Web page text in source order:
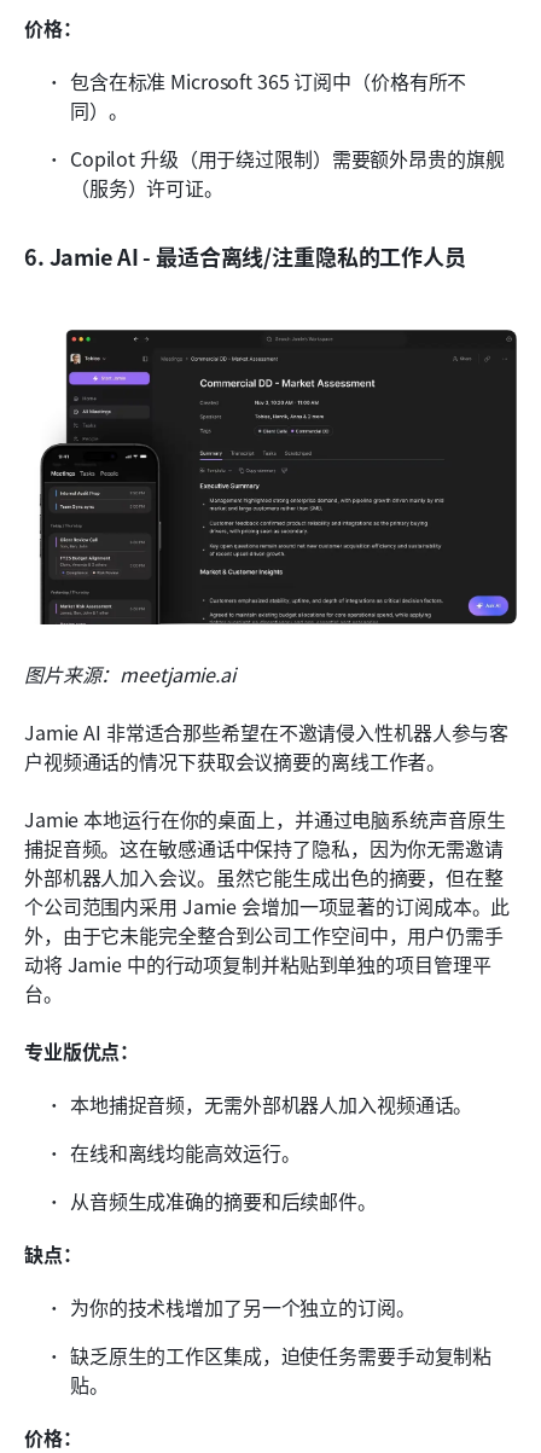
价格：
包含在标准 Microsoft 365 订阅中（价格有所不
同）。
Copilot 升级（用于绕过限制）需要额外昂贵的旗舰
（服务）许可证。
6. Jamie AI - 最适合离线/注重隐私的工作人员
图片来源：meetjamie.ai
Jamie AI 非常适合那些希望在不邀请侵入性机器人参与客
户视频通话的情况下获取会议摘要的离线工作者。
Jamie 本地运行在你的桌面上，并通过电脑系统声音原生
捕捉音频。这在敏感通话中保持了隐私，因为你无需邀请
外部机器人加入会议。虽然它能生成出色的摘要，但在整
个公司范围内采用 Jamie 会增加一项显著的订阅成本。此
外，由于它未能完全整合到公司工作空间中，用户仍需手
动将 Jamie 中的行动项复制并粘贴到单独的项目管理平
台。
专业版优点：
本地捕捉音频，无需外部机器人加入视频通话。
在线和离线均能高效运行。
从音频生成准确的摘要和后续邮件。
缺点：
为你的技术栈增加了另一个独立的订阅。
缺乏原生的工作区集成，迫使任务需要手动复制粘
贴。
价格：